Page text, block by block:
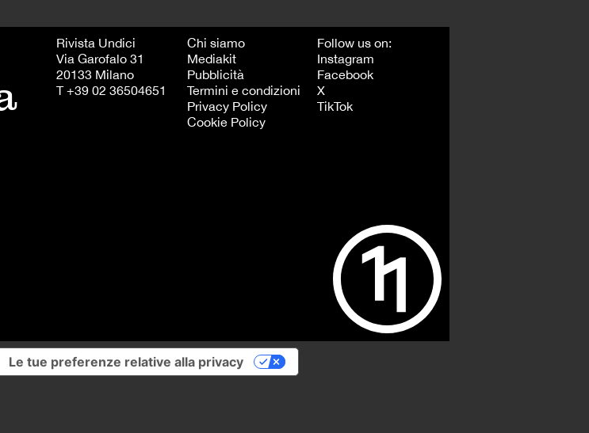
Rivista Undici
Via Garofalo 31
20133 Milano
T +39 02 36504651
Chi siamo
Mediakit
Pubblicità
Termini e condizioni
Privacy Policy
Cookie Policy
Follow us on:
Instagram
Facebook
X
TikTok
Le tue preferenze relative alla privacy